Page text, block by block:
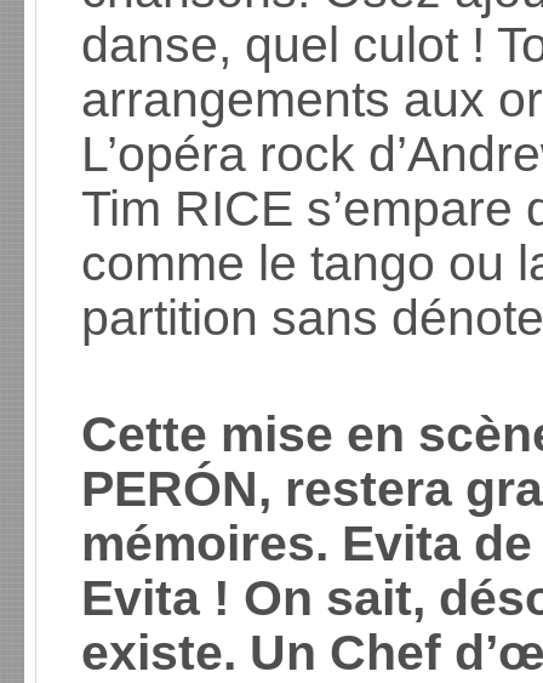
danse, quel culot !
arrangements aux
L’opéra rock
Tim RICE
comme le tango ou
partition sans
Cette mise en
PERÓN, restera
mémoires. Evita
Evita ! On sait,
existe. Un Chef